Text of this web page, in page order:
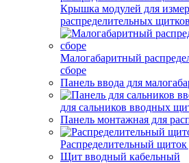
Крышка модулей для
распределительных щитков
Малогабаритный
сборе
Панель ввода для
для сальников вводных
Панель монтажная для
Распределительный
Щит вводный кабельный